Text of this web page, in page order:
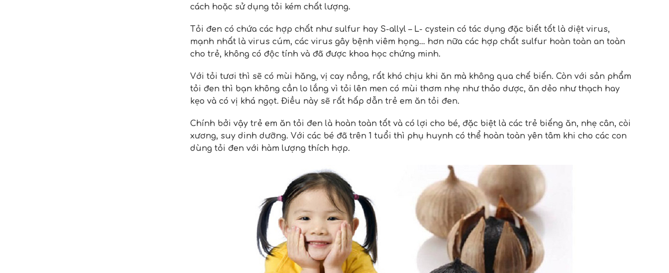
cách hoặc sử dụng tỏi kém chất lượng.
Tỏi đen có chứa các hợp chất như sulfur hay S-allyl – L- cystein có tác dụng đặc biết tốt là diệt virus,
mạnh nhất là virus cúm, các virus gây bệnh viêm họng… hơn nữa các hợp chất sulfur hoàn toàn an toàn
cho trẻ, không có độc tính và đã được khoa học chứng minh.
Với tỏi tươi thì sẽ có mùi hăng, vị cay nồng, rất khó chịu khi ăn mà không qua chế biến. Còn với sản phẩm
tỏi đen thì bạn không cần lo lắng vì tỏi lên men có mùi thơm nhẹ như thảo dược, ăn dẻo như thạch hay
kẹo và có vị khá ngọt. Điều này sẽ rất hấp dẫn trẻ em ăn tỏi đen.
Chính bởi vậy trẻ em ăn tỏi đen là hoàn toàn tốt và có lợi cho bé, đặc biệt là các trẻ biếng ăn, nhẹ cân, còi
xương, suy dinh dưỡng. Với các bé đã trên 1 tuổi thì phụ huynh có thể hoàn toàn yên tâm khi cho các con
dùng tỏi đen với hàm lượng thích hợp.